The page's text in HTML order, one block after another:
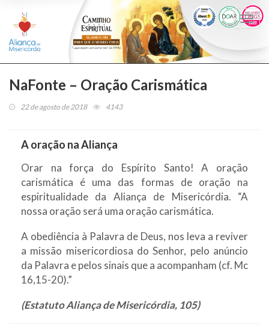
NaFonte – Oração Carismática
22 de agosto de 2018 4143
A oração na Aliança
Orar na força do Espírito Santo! A oração
carismática é uma das formas de oração na
espiritualidade da Aliança de Misericórdia. “A
nossa oração será uma oração carismática.
A obediência à Palavra de Deus, nos leva a reviver
a missão misericordiosa do Senhor, pelo anúncio
da Palavra e pelos sinais que a acompanham (cf. Mc
16,15-20).”
(Estatuto Aliança de Misericórdia, 105)